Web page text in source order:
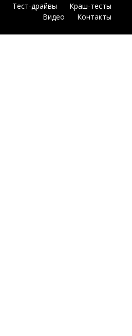
Тест-драйвы
Краш-тесты
Видео
Контакты